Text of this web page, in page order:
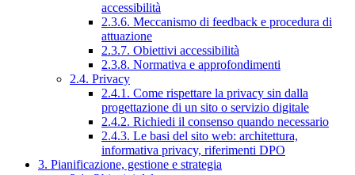
accessibilità
2.3.6. Meccanismo di feedback e procedura di
attuazione
2.3.7. Obiettivi accessibilità
2.3.8. Normativa e approfondimenti
2.4. Privacy
2.4.1. Come rispettare la privacy sin dalla
progettazione di un sito o servizio digitale
2.4.2. Richiedi il consenso quando necessario
2.4.3. Le basi del sito web: architettura,
informativa privacy, riferimenti DPO
3. Pianificazione, gestione e strategia